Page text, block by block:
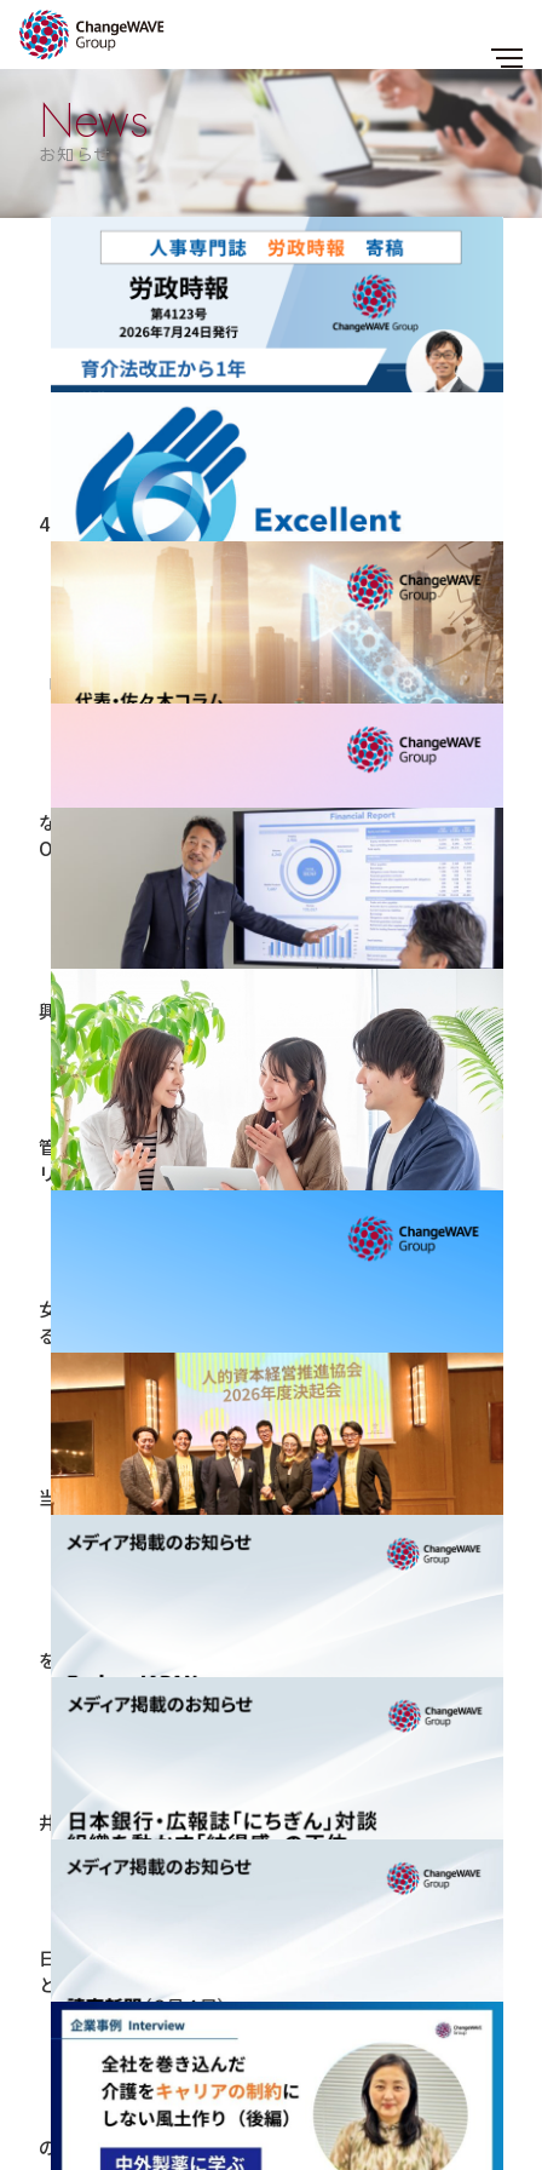
News
お知らせ
お知らせ メディア
企業事例
セミナー・レポート
コラム
【メディア掲載】人事労務専門誌『労政時報』（第
4123号）に、弊社チーフケアオフィサー木場猛が寄稿
2026.07.14
【第5期 6月定例会レポート】両立相談窓口から紐解く
「行動のきっかけ」～悩みを抱え込まず一歩踏み出す
なぜ企業文化の変革は難しいのか～戦略を阻む「組織
OS」の正体～
2026.07.08
【登壇報告】 東京都・公益財団法人東京都中小企業振
興公社主催「WE LEAD TOKYO」に当社代表 佐々木裕
子が登壇しました
2026.07.03
管理職研修の目的と効果を高める設計図：階層別のカ
リキュラム例も紹介
2026.06.29
女性管理職のロールモデルがいないときに企業ができ
る施策は？具体例も紹介
2026.06.29
【登壇報告】 「危機管理カンファレンス2026 春」に
当社代表 佐々木裕子が登壇しました
【開催報告】 人的資本経営推進協会 2026年度決起会
を開催
【メディア掲載】Forbes JAPANにて、弊社取締役・酒
井穣のコラム「データドリブン・リーダーシップ」が
日本銀行広報誌「にちぎん」に日銀審議委員・田村氏
と弊社代表・佐々木の対談が掲載されました
2026.06.25
【メディア掲載】読売新聞（６月４日付）「ケアラー
の風景 介護離職防止 デジタル活用」にて弊社製品